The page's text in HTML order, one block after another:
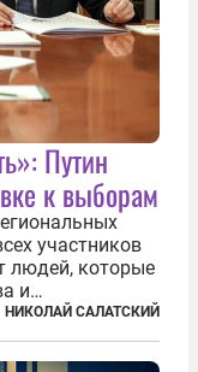
Путин
к выборам
участников
людей, которые
и
Владимир Путин
НИКОЛАЙ САЛАТСКИЙ